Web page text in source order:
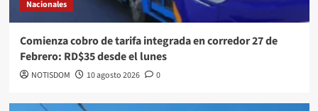
Nacionales
Comienza cobro de tarifa integrada en corredor 27 de
Febrero: RD$35 desde el lunes
NOTISDOM 10 agosto 2026 0